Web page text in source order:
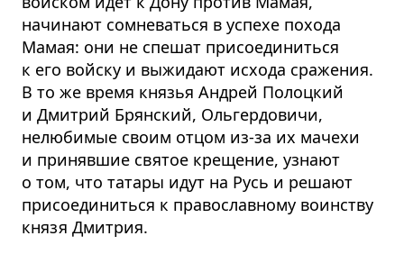
начинают сомневаться в успехе похода
Мамая: они не спешат присоединиться
к его войску и выжидают исхода сражения.
В то же время князья Андрей Полоцкий
и Дмитрий Брянский, Ольгердовичи,
нелюбимые своим отцом из-за их мачехи
и принявшие святое крещение, узнают
о том, что татары идут на Русь и решают
присоединиться к православному воинству
князя Дмитрия.